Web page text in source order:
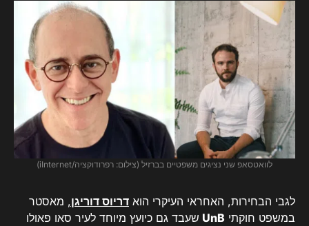
לוואטסאפ שני נציגים משפטיים בברזיל (צילום: רפרודוקציה/iInternet)
לגבי הבחירות, האחראי העיקרי הוא דריוס דוריגן, מאסטר
במשפט חוקתי UnB שעבד גם כיועץ מיוחד לעיר סאו פאולו